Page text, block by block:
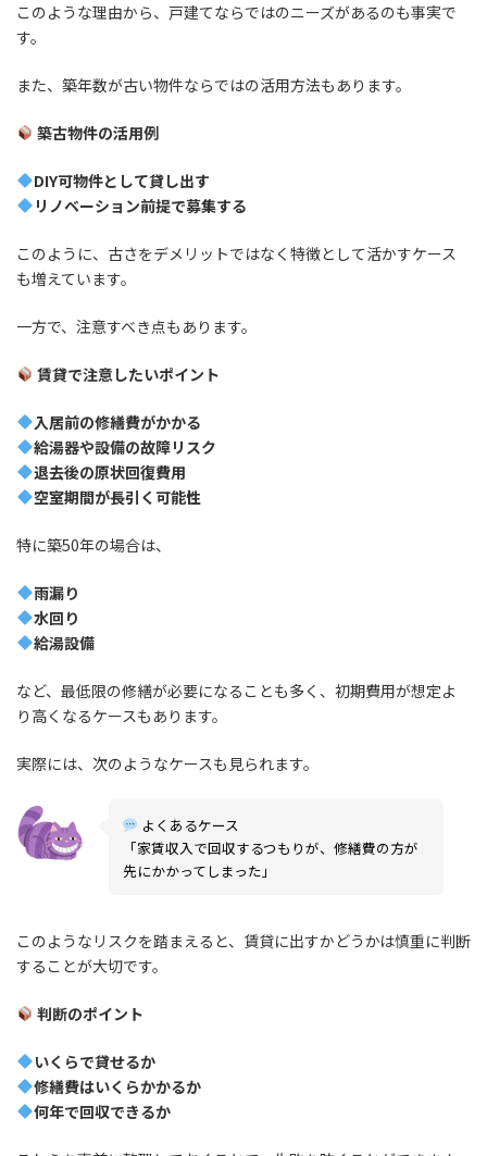
このような理由から、戸建てならではのニーズがあるのも事実で
す。
また、築年数が古い物件ならではの活用方法もあります。
築古物件の活用例
DIY可物件として貸し出す
リノベーション前提で募集する
このように、古さをデメリットではなく特徴として活かすケース
も増えています。
一方で、注意すべき点もあります。
賃貸で注意したいポイント
入居前の修繕費がかかる
給湯器や設備の故障リスク
退去後の原状回復費用
空室期間が長引く可能性
特に築50年の場合は、
雨漏り
水回り
給湯設備
など、最低限の修繕が必要になることも多く、初期費用が想定よ
り高くなるケースもあります。
実際には、次のようなケースも見られます。
よくあるケース
「家賃収入で回収するつもりが、修繕費の方が
先にかかってしまった」
このようなリスクを踏まえると、賃貸に出すかどうかは慎重に判断
することが大切です。
判断のポイント
いくらで貸せるか
修繕費はいくらかかるか
何年で回収できるか